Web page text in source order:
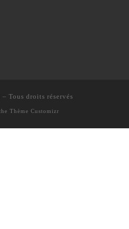
– Tous droits réservés
Thème Customizr